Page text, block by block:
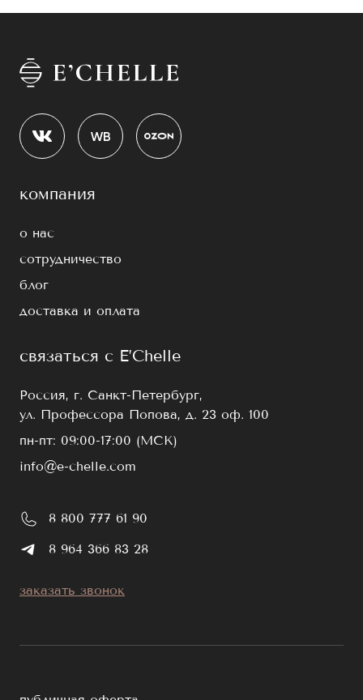
компания
о нас
сотрудничество
блог
доставка и оплата
связаться с E’Chelle
Россия, г. Санкт-Петербург,
ул. Профессора Попова, д. 23 оф. 100
пн-пт: 09:00-17:00 (МСК)
info@e-chelle.com
8 800 777 61 90
8 964 366 83 28
заказать звонок